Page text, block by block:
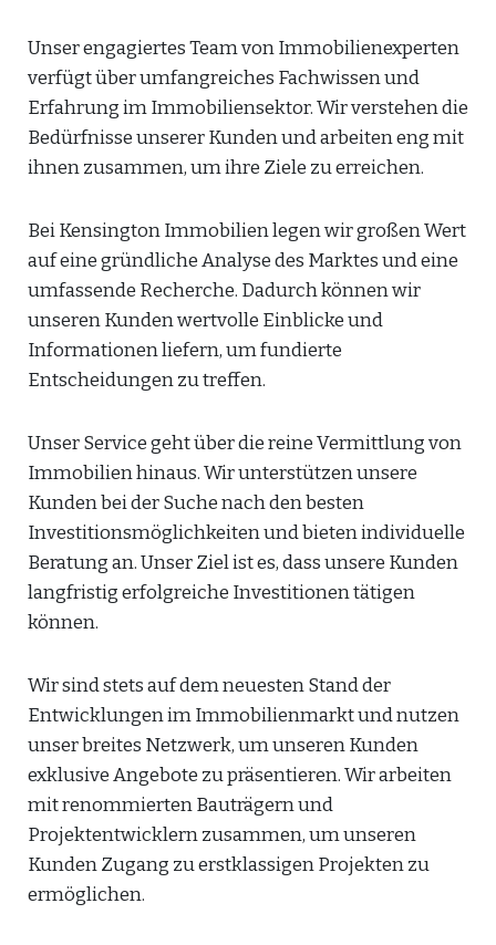
Unser engagiertes Team von Immobilienexperten
verfügt über umfangreiches Fachwissen und
Erfahrung im Immobiliensektor. Wir verstehen die
Bedürfnisse unserer Kunden und arbeiten eng mit
ihnen zusammen, um ihre Ziele zu erreichen.
Bei Kensington Immobilien legen wir großen Wert
auf eine gründliche Analyse des Marktes und eine
umfassende Recherche. Dadurch können wir
unseren Kunden wertvolle Einblicke und
Informationen liefern, um fundierte
Entscheidungen zu treffen.
Unser Service geht über die reine Vermittlung von
Immobilien hinaus. Wir unterstützen unsere
Kunden bei der Suche nach den besten
Investitionsmöglichkeiten und bieten individuelle
Beratung an. Unser Ziel ist es, dass unsere Kunden
langfristig erfolgreiche Investitionen tätigen
können.
Wir sind stets auf dem neuesten Stand der
Entwicklungen im Immobilienmarkt und nutzen
unser breites Netzwerk, um unseren Kunden
exklusive Angebote zu präsentieren. Wir arbeiten
mit renommierten Bauträgern und
Projektentwicklern zusammen, um unseren
Kunden Zugang zu erstklassigen Projekten zu
ermöglichen.